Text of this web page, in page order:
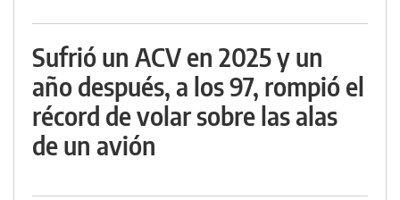
Sufrió un ACV en 2025 y un
año después, a los 97, rompió el
récord de volar sobre las alas
de un avión